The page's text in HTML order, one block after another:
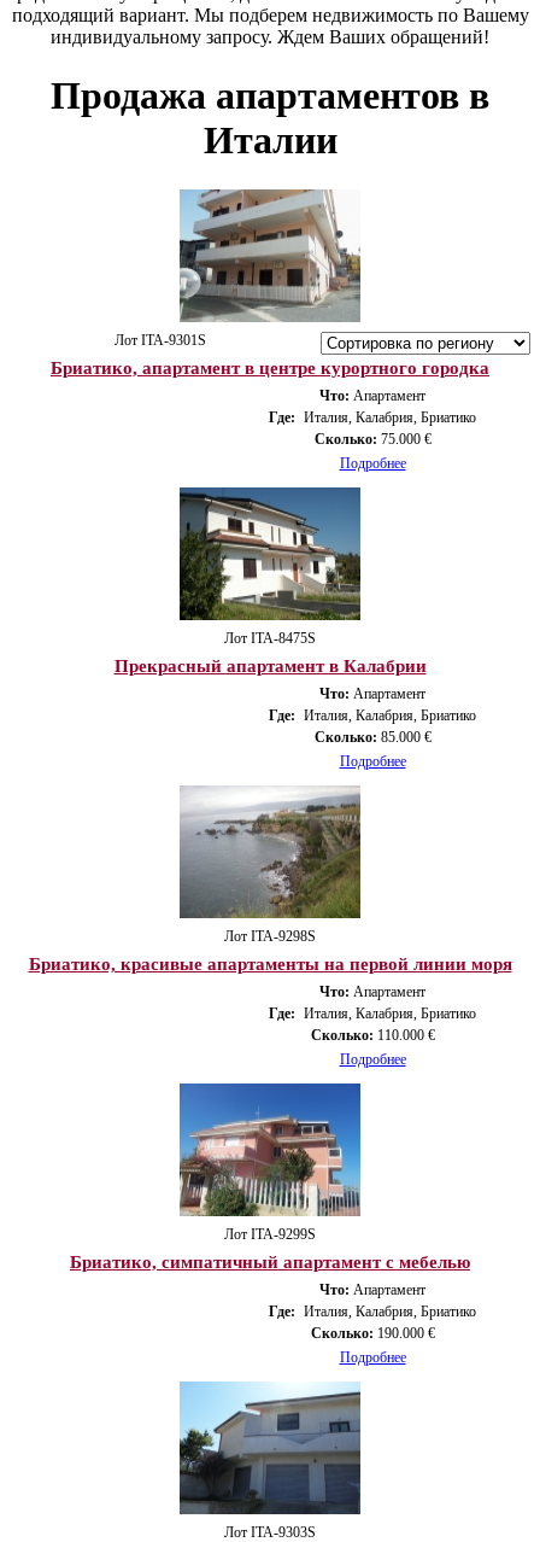
подходящий вариант. Мы подберем недвижимость по Вашему
индивидуальному запросу. Ждем Ваших обращений!
Продажа апартаментов в
Италии
Лот ITA-9301S
Бриатико, апартамент в центре курортного городка
Что: Апартамент
Где: Италия, Калабрия, Бриатико
Сколько: 75.000 €
Подробнее
Лот ITA-8475S
Прекрасный апартамент в Калабрии
Что: Апартамент
Где: Италия, Калабрия, Бриатико
Сколько: 85.000 €
Подробнее
Лот ITA-9298S
Бриатико, красивые апартаменты на первой линии моря
Что: Апартамент
Где: Италия, Калабрия, Бриатико
Сколько: 110.000 €
Подробнее
Лот ITA-9299S
Бриатико, симпатичный апартамент с мебелью
Что: Апартамент
Где: Италия, Калабрия, Бриатико
Сколько: 190.000 €
Подробнее
Лот ITA-9303S